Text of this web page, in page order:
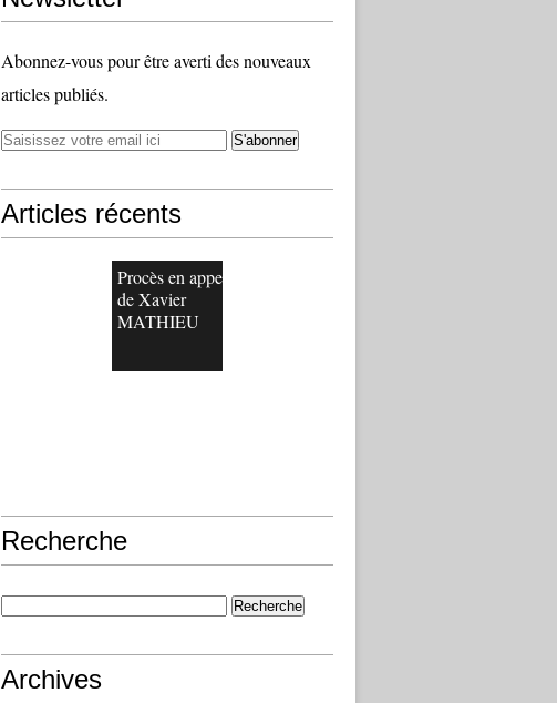
Abonnez-vous pour être averti des nouveaux
articles publiés.
Articles récents
Procès en appel
de Xavier
MATHIEU
Recherche
Archives